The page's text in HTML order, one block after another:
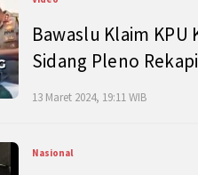
Bawaslu Klaim
Sidang Pleno
13 Maret 2024, 19:11 WIB
Nasional